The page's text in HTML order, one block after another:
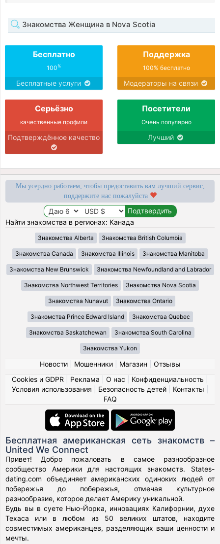
Знакомства Женщина в Nova Scotia
Бесплатно
100%
Бесплатные услуги
Поддержка
100% бесплатно
Модераторы на связи
Серьёзно
качественные профили
Подтверждённое качество
Посетители
Очень популярно
Лучший
Мы усердно работаем, чтобы предоставить вам лучший сервис,
поддержите нас пожалуйста
Найти знакомства в регионах: Канада
Знакомства Alberta Знакомства British Columbia
Знакомства Canada Знакомства Illinois Знакомства Manitoba
Знакомства New Brunswick Знакомства Newfoundland and Labrador
Знакомства Northwest Territories Знакомства Nova Scotia
Знакомства Nunavut Знакомства Ontario
Знакомства Prince Edward Island Знакомства Quebec
Знакомства Saskatchewan Знакомства South Carolina
Знакомства Yukon
Новости| Мошенники| Магазин
Отзывы
Cookies и GDPR
Реклама О нас Конфиденциальность
Условия использования
Безопасность детей| Контакты
FAQ
Бесплатная американская сеть знакомств –
United We Connect
Привет! Добро пожаловать в самое разнообразное
сообщество Америки для настоящих знакомств. States-
dating.com объединяет американских одиноких людей от
побережья до побережья, отмечая культурное
разнообразие, которое делает Америку уникальной.
Будь вы в суете Нью-Йорка, инновациях Калифорнии, духе
Техаса или в любом из 50 великих штатов, находите
совместимых американцев, разделяющих ваши ценности и
мечты.